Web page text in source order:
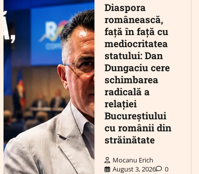
Diaspora
românească,
față în față cu
mediocritatea
statului: Dan
Dungaciu cere
schimbarea
radicală a
relației
Bucureștiului
cu românii din
străinătate
Mocanu Erich
August 3, 2026
0